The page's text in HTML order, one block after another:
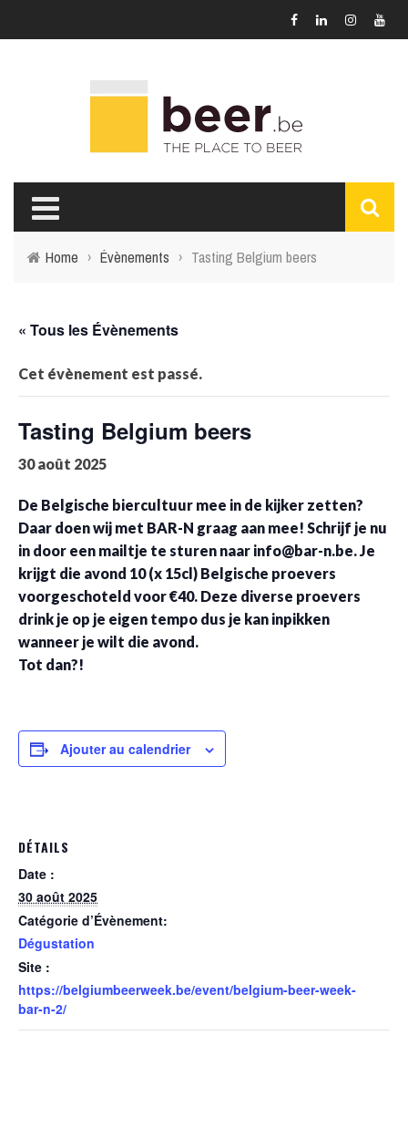
Home › Évènements › Tasting Belgium beers
« Tous les Évènements
Cet évènement est passé.
Tasting Belgium beers
30 août 2025
De Belgische biercultuur mee in de kijker zetten?
Daar doen wij met BAR-N graag aan mee! Schrijf je nu
in door een mailtje te sturen naar info@bar-n.be. Je
krijgt die avond 10 (x 15cl) Belgische proevers
voorgeschoteld voor €40. Deze diverse proevers
drink je op je eigen tempo dus je kan inpikken
wanneer je wilt die avond.
Tot dan?!
Ajouter au calendrier
DÉTAILS
Date :
30 août 2025
Catégorie d’Évènement:
Dégustation
Site :
https://belgiumbeerweek.be/event/belgium-beer-week-
bar-n-2/